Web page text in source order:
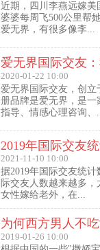
近期，四川李燕远嫁美
婆婆每周飞500公里帮
爱无界，有很多像李...
2020-01-22 10:00
爱无界国际交友，创立
册品牌是爱无界，是
指导、情感心理咨询、...
2021-11-10 10:00
据2019年国际交友统计
际交友人数越来越多，
女性嫁给老外，在...
2019-01-26 10:00